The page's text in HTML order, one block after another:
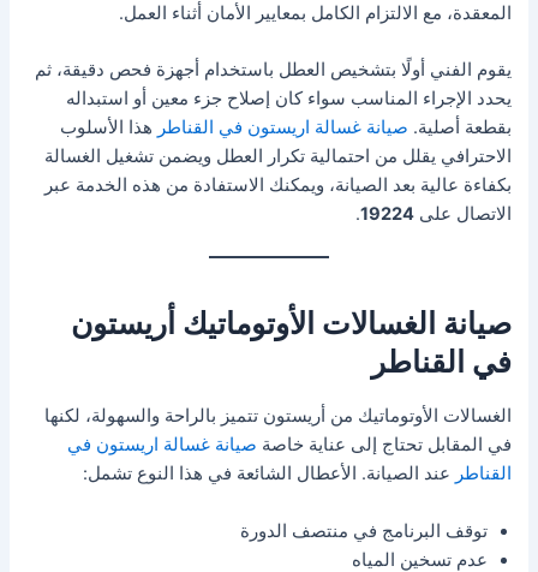
المعقدة، مع الالتزام الكامل بمعايير الأمان أثناء العمل.
يقوم الفني أولًا بتشخيص العطل باستخدام أجهزة فحص دقيقة، ثم
يحدد الإجراء المناسب سواء كان إصلاح جزء معين أو استبداله
بقطعة أصلية. صيانة غسالة اريستون في القناطر هذا الأسلوب
الاحترافي يقلل من احتمالية تكرار العطل ويضمن تشغيل الغسالة
بكفاءة عالية بعد الصيانة، ويمكنك الاستفادة من هذه الخدمة عبر
الاتصال على19224
.
صيانة الغسالات الأوتوماتيك أريستون
في القناطر
الغسالات الأوتوماتيك من أريستون تتميز بالراحة والسهولة، لكنها
في المقابل تحتاج إلى عناية خاصة صيانة غسالة اريستون في
القناطر عند الصيانة. الأعطال الشائعة في هذا النوع تشمل:
توقف البرنامج في منتصف الدورة
عدم تسخين المياه